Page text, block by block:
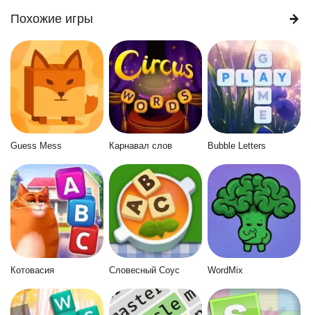
Похожие игры
Guess Mess Карнавал слов Bubble Letters
Котовасия Словесный Соус WordMix